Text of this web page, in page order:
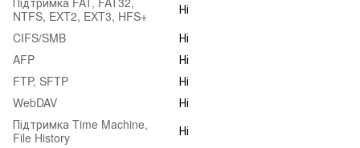
NTFS, EXT2, EXT3, HFS+
Ні
CIFS/SMB
Ні
AFP
Ні
FTP, SFTP
Ні
WebDAV
Ні
Підтримка Time Machine,
File History
Ні